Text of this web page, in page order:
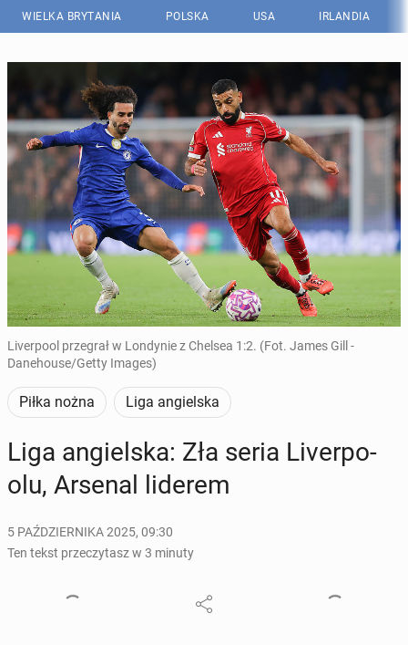
WIELKA BRYTANIA POLSKA USA IRLANDIA
Liverpool przegrał w Londynie z Chelsea 1:2. (Fot. James Gill -
Danehouse/Getty Images)
Piłka nożna Liga angielska
Liga an­giel­ska: Zła seria Li­ver­po­
olu, Arsenal liderem
5 PAŹDZIERNIKA 2025, 09:30
Ten tekst przeczytasz w 3 minuty